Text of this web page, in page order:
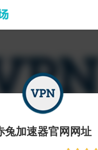
兔加速器官网网址